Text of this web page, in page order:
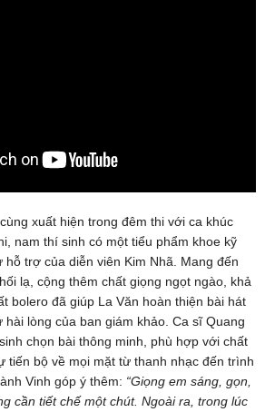
xuất hiện trong đêm thi với ca khúc
nam thí sinh có một tiểu phẩm khoe kỹ
hỗ trợ của diễn viên Kim Nhã. Mang đến
lạ, cộng thêm chất giọng ngọt ngào, khả
bolero đã giúp La Văn hoàn thiện bài hát
lòng của ban giám khảo. Ca sĩ Quang
chọn bài thông minh, phù hợp với chất
tiến bộ về mọi mặt từ thanh nhạc đến trình
Vinh góp ý thêm: “Giọng em sáng, gọn,
cần tiết chế một chút. Ngoài ra, trong lúc